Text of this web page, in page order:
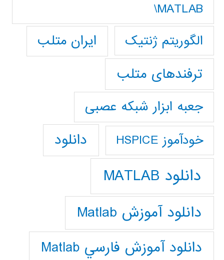
MATLAB\
الگوریتم ژنتیک
ایران متلب
ترفندهای متلب
جعبه ابزار شبکه عصبی
خودآموز HSPICE دانلود
دانلود MATLAB
دانلود آموزش Matlab
دانلود آموزش فارسي Matlab